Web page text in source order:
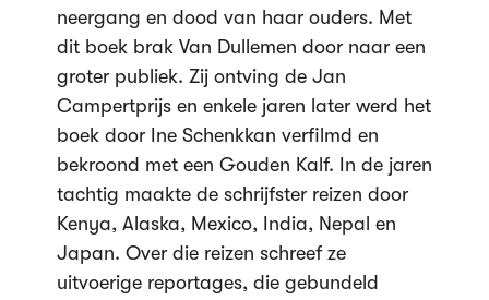
neergang en dood van haar ouders. Met
dit boek brak Van Dullemen door naar een
groter publiek. Zij ontving de Jan
Campertprijs en enkele jaren later werd het
boek door Ine Schenkkan verfilmd en
bekroond met een Gouden Kalf. In de jaren
tachtig maakte de schrijfster reizen door
Kenya, Alaska, Mexico, India, Nepal en
Japan. Over die reizen schreef ze
uitvoerige reportages, die gebundeld